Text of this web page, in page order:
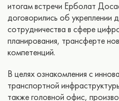
итогам встречи Ерболат
договорились об укреплении
сотрудничества в сфере
планирования, трансферте
компетенций.
В целях ознакомления с
транспортной
также головной офис,